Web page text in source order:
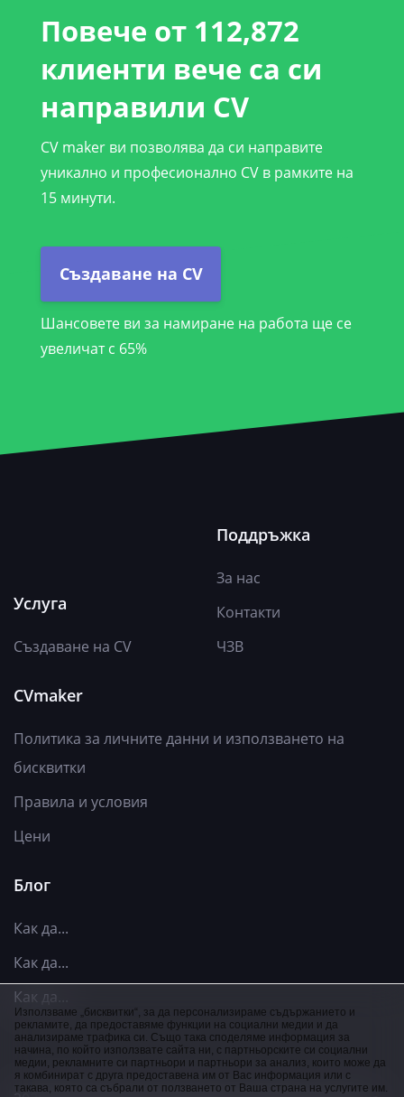
Използваме „бисквитки“, за да персонализираме съдържанието и
рекламите, да предоставяме функции на социални медии и да
анализираме трафика си. Също така споделяме информация за
начина, по който използвате сайта ни, с партньорските си социални
медии, рекламните си партньори и партньори за анализ, които може да
я комбинират с друга предоставена им от Вас информация или с
такава, която са събрали от ползването от Ваша страна на услугите им.
Повече от 112,872
клиенти вече са си
направили CV
CV maker ви позволява да си направите
уникално и професионално CV в рамките на
15 минути.
Създаване на CV
Шансовете ви за намиране на работа ще се
увеличат с 65%
Услуга
Създаване на CV
Поддръжка
За нас
Контакти
ЧЗВ
CVmaker
Политика за личните данни и използването на
бисквитки
Правила и условия
Цени
Блог
Как да...
Как да...
Как да...